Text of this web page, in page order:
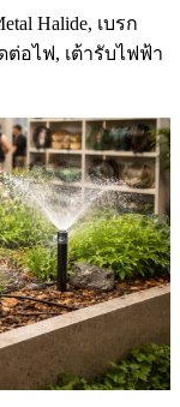
Halide, เบรก
ดต่อไฟ, เต้ารับไฟฟ้า